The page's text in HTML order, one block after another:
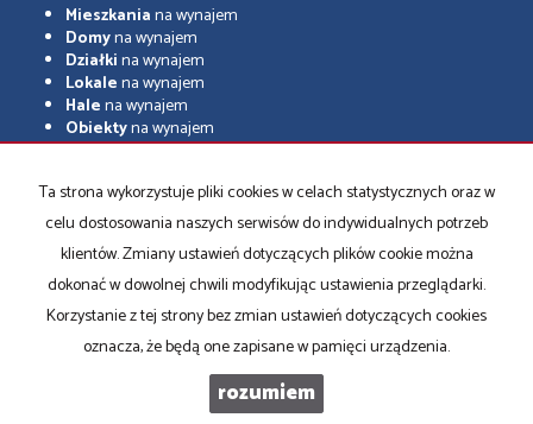
Mieszkaniana wynajem
Domyna wynajem
Działkina wynajem
Lokalena wynajem
Halena wynajem
Obiektyna wynajem
Mieszkania
na sprzedaż
Domyna sprzedaż
Działkina sprzedaż
Lokale
na sprzedaż
Halena sprzedaż
Obiektyna sprzedaż
Program dla biur nieruchomości
Ta strona wykorzystuje pliki cookies w celach statystycznych oraz w
celu dostosowania naszych serwisów do indywidualnych potrzeb
klientów. Zmiany ustawień dotyczących plików cookie można
dokonać w dowolnej chwili modyfikując ustawienia przeglądarki.
Korzystanie z tej strony bez zmian ustawień dotyczących cookies
oznacza, że będą one zapisane w pamięci urządzenia.
rozumiem